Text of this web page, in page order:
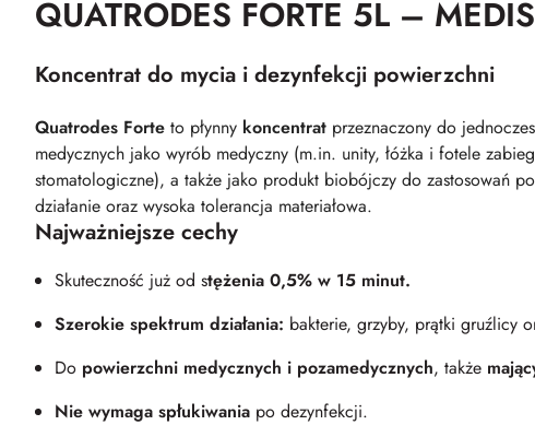
QUATRODES FORTE 5L –
Koncentrat do mycia i dezynfekcji powierzchni
Quatrodes Forte to płynny koncentrat przeznaczony do
medycznych jako wyrób medyczny (m.in. unity, łóżka i fotele
stomatologiczne), a także jako produkt biobójczy do zastosowań
działanie oraz wysoka tolerancja materiałowa.
Najważniejsze cechy
Skuteczność już od stężenia 0,5% w 15 minut.
Szerokie spektrum działania: bakterie, grzyby, prątki gruźlicy
Do powierzchni medycznych i pozamedycznych, także
Nie wymaga spłukiwania po dezynfekcji.